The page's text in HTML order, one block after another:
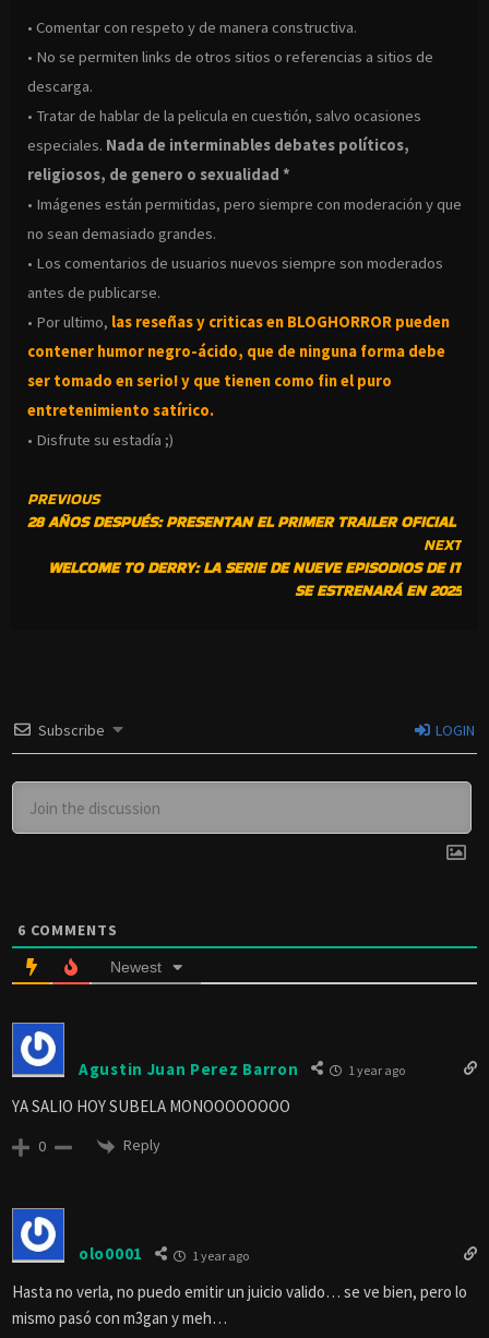
• Comentar con respeto y de manera constructiva.
• No se permiten links de otros sitios o referencias a sitios de
descarga.
• Tratar de hablar de la pelicula en cuestión, salvo ocasiones
especiales. Nada de interminables debates políticos,
religiosos, de genero o sexualidad *
• Imágenes están permitidas, pero siempre con moderación y que
no sean demasiado grandes.
• Los comentarios de usuarios nuevos siempre son moderados
antes de publicarse.
• Por ultimo, las reseñas y criticas en BLOGHORROR pueden
contener humor negro-ácido, que de ninguna forma debe
ser tomado en serio! y que tienen como fin el puro
entretenimiento satírico.
• Disfrute su estadía ;)
CONTINUE
READING
PREVIOUS
28 AÑOS DESPUÉS: PRESENTAN EL PRIMER TRAILER OFICIAL
NEXT
WELCOME TO DERRY: LA SERIE DE NUEVE EPISODIOS DE IT
SE ESTRENARÁ EN 2025
Subscribe LOGIN
6 COMMENTS
Newest
Agustin Juan Perez Barron 1 year ago
YA SALIO HOY SUBELA MONOOOOOOOO
0 Reply
olo0001 1 year ago
Hasta no verla, no puedo emitir un juicio valido… se ve bien, pero lo
mismo pasó con m3gan y meh…